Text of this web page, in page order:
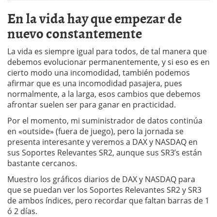
En la vida hay que empezar de
nuevo constantemente
La vida es siempre igual para todos, de tal manera que
debemos evolucionar permanentemente, y si eso es en
cierto modo una incomodidad, también podemos
afirmar que es una incomodidad pasajera, pues
normalmente, a la larga, esos cambios que debemos
afrontar suelen ser para ganar en practicidad.
Por el momento, mi suministrador de datos continúa
en «outside» (fuera de juego), pero la jornada se
presenta interesante y veremos a DAX y NASDAQ en
sus Soportes Relevantes SR2, aunque sus SR3’s están
bastante cercanos.
Muestro los gráficos diarios de DAX y NASDAQ para
que se puedan ver los Soportes Relevantes SR2 y SR3
de ambos índices, pero recordar que faltan barras de 1
ó 2 días.